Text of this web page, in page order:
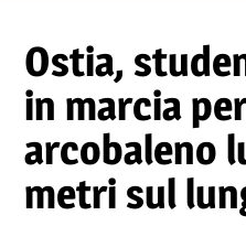
Ostia,
in marcia
arcobaleno
metri sul